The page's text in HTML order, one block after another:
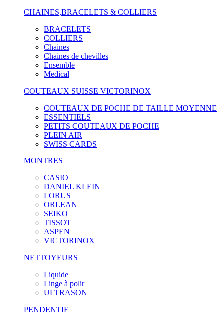
CHAINES,BRACELETS & COLLIERS
BRACELETS
COLLIERS
Chaines
Chaines de chevilles
Ensemble
Medical
COUTEAUX SUISSE VICTORINOX
COUTEAUX DE POCHE DE TAILLE MOYENNE
ESSENTIELS
PETITS COUTEAUX DE POCHE
PLEIN AIR
SWISS CARDS
MONTRES
CASIO
DANIEL KLEIN
LORUS
ORLEAN
SEIKO
TISSOT
ASPEN
VICTORINOX
NETTOYEURS
Liquide
Linge à polir
ULTRASON
PENDENTIF